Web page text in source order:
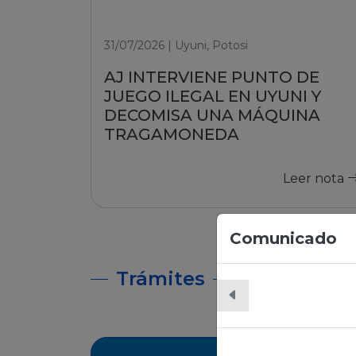
Comunicado
31/07/2026 | Uyuni, Potosi
AJ INTERVIENE PUNTO DE
JUEGO ILEGAL EN UYUNI Y
DECOMISA UNA MÁQUINA
TRAGAMONEDA
Leer nota
Trámites